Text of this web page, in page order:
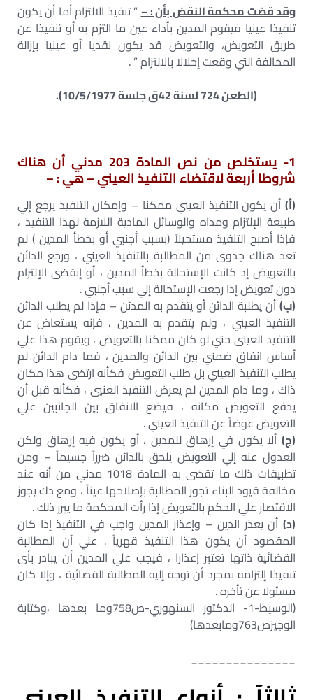
وقد قضت محكمة النقض بأن : –” تنفيذ الالتزام أما أن يكون
تنفيذا عينيا فيقوم المدين بأداء عين ما التزم به أو تنفيذا عن
طريق التعويض، والتعويض قد يكون نقديا أو عينيا بإزالة
المخالفة التي وقعت إخلالا بالالتزام ” .
(الطعن 724 لسنة 42ق جلسة 10/5/1977).
1- يستخلص من نص المادة 203 مدني أن هناك
شروطا أربعة لاقتضاء التنفيذ العيني – هي : –
(أ) أن يكون التنفيذ العيني ممكنا – وإمكان التنفيذ يرجع إلي
طبيعة الإلتزام ومداه والوسائل المادية اللازمة لهذا التنفيذ ،
فإذا أصبح التنفيذ مستحيلاً (بسبب أجنبي أو بخطأ المدين ) لم
تعد هناك جدوى من المطالبة بالتنفيذ العيني ، ورجع الدائن
بالتعويض إذ كانت الإستحالة بخطأ المدين ، أو إنقضى الإلتزام
دون تعويض إذا رجعت الإستحالة إلي سبب أجنبي .
(ب)أن يطلبة الدائن أو يتقدم به المدئن – فإذا لم يطلب الدائن
التنفيذ العيني ، ولم يتقدم به المدين ، فإنه يستعاض عن
التنفيذ العينى حتي لو كان ممكنا بالتعويض ، ويقوم هذا علي
أساس انفاق ضمني بين الدائن والمدين ، فما دام الدائن لم
يطلب التنفيذ العيني بل طلب التعويض فكأنه ارتضى هذا مكان
ذاك ، وما دام المدين لم يعرض التنفيذ العنيي ، فكأنه قبل أن
يدفع التعويض مكانه ، فيضع الانفاق بين الجانبين علي
التعويض عوضاً عن التنفيذ العيني .
(ج) ألا يكون في إرهاق للمدين ، أو يكون فيه إرهاق ولكن
العدول عنه إلي التعويض يلحق بالدائن ضرراً جسيماً – ومن
تطبيقات ذلك ما تقضى به المادة 1018 مدني من أنه عند
مخالفة قيود البناء تجوز المطالبة بإصلاحها عيناً ، ومع ذك يجوز
الاقتصار علي الحكم بالتعويض إذا رأت المحكمة ما يبرر ذلك .
(د) أن يعذر الدين – وإعذار المدين واجب في التنفيذ إذا كان
المقصود أن يكون هذا التنفيذ قهرياً . علي أن المطالبة
القضائية ذاتها تعتبر إعذارا ، فيجب علي المدين أن يبادر بأى
تنفيذا إلتزامه بمجرد أن توجه إليه المطالبة القضائية ، وإلا كان
مسئولا عن تأخره .
(الوسيط-1- الدكتور السنهوري-ص758وما بعدها ،وكتابة
الوجيزص763ومابعدها)
_______________